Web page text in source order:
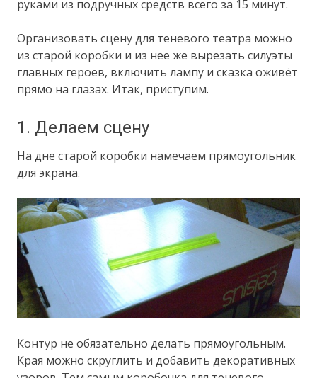
руками из подручных средств всего за 15 минут.
Организовать сцену для теневого театра можно
из старой коробки и из нее же вырезать силуэты
главных героев, включить лампу и сказка оживёт
прямо на глазах. Итак, приступим.
1. Делаем сцену
На дне старой коробки намечаем прямоугольник
для экрана.
Контур не обязательно делать прямоугольным.
Края можно скруглить и добавить декоративных